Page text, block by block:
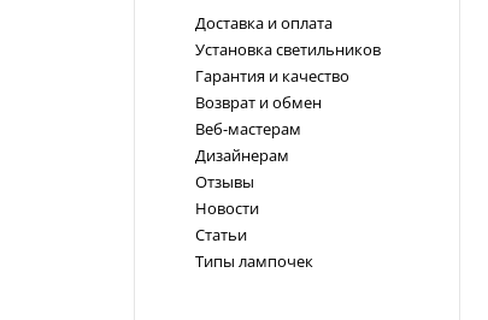
Доставка и оплата
Установка светильников
Гарантия и качество
Возврат и обмен
Веб-мастерам
Дизайнерам
Отзывы
Новости
Статьи
Типы лампочек